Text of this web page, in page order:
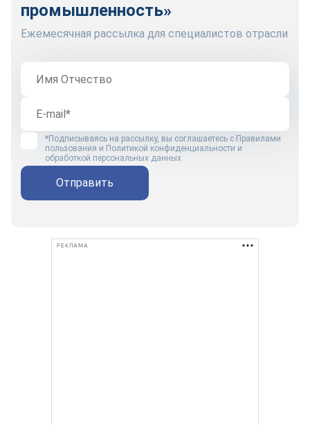
промышленность»
Ежемесячная рассылка для специалистов отрасли
*Подписываясь на рассылку, вы соглашаетесь с Правилами
пользования и Политикой конфиденциальности и
обработкой персональных данных
Отправить
РЕКЛАМА